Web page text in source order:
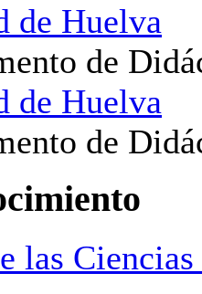
de Huelva
de
de Huelva
de
las